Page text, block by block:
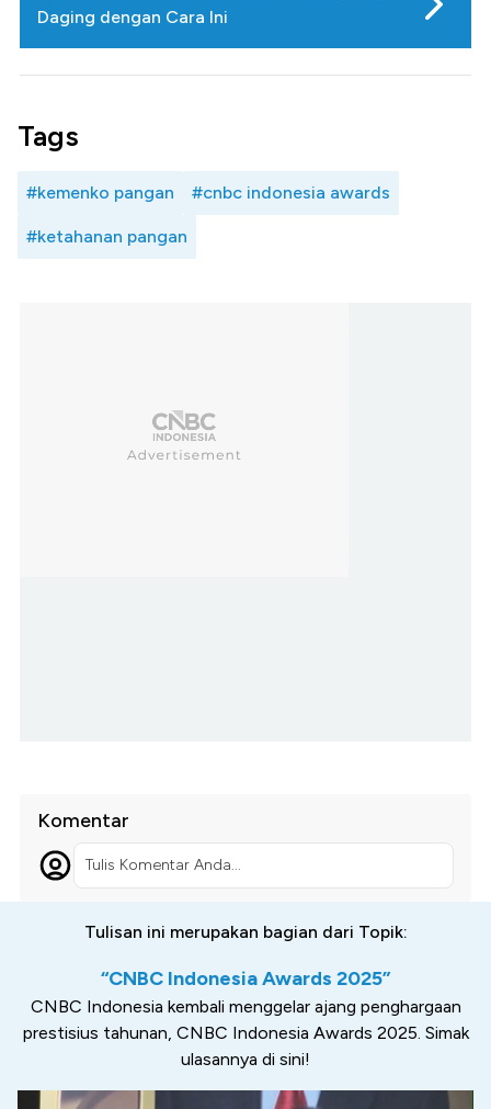
Daging dengan Cara Ini
Tags
#kemenko pangan #cnbc indonesia awards
#ketahanan pangan
Komentar
Tulis Komentar Anda...
Tulisan ini merupakan bagian dari Topik:
“CNBC Indonesia Awards 2025”
CNBC Indonesia kembali menggelar ajang penghargaan
prestisius tahunan, CNBC Indonesia Awards 2025. Simak
ulasannya di sini!